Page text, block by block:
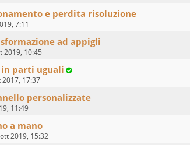
e perdita risoluzione
7:11
ad appigli
2019, 10:45
parti uguali
2017, 17:37
personalizzate
11:49
a mano
2019, 15:32